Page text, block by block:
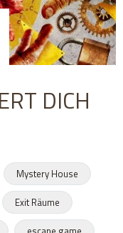
DICH
Mystery House
Exit Räume